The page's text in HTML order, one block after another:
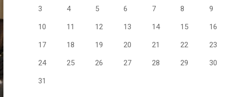
3 4 5 6 7 8 9
10 11 12 13 14 15 16
17 18 19 20 21 22 23
24 25 26 27 28 29 30
31